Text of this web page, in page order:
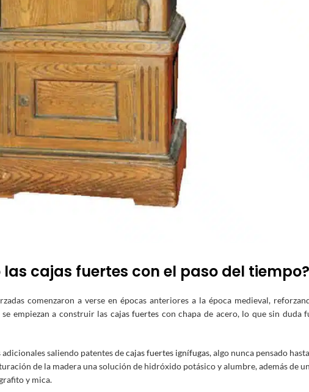
cajas fuertes con el paso del tiempo?
comenzaron a verse en épocas anteriores a la época medieval,
empiezan a construir las cajas fuertes con chapa de acero, lo que sin duda
saliendo patentes decajas fuertes ignífugas, algo nunca pensado
de la madera una solución de hidróxido potásico y alumbre, además de un
y mica.